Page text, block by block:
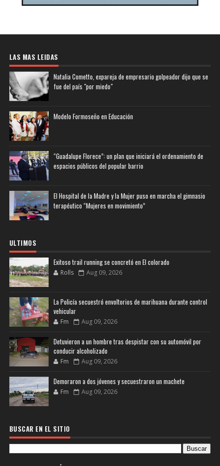
LAS MAS LEIDAS
Natalia Cometto, expareja de empresario golpeador dijo que se
fue del país "por miedo"
Modelo Formoseño en Educación
“Guadalupe Florece”: un plan que iniciará el ordenamiento de
espacios públicos del popular barrio
El Hospital de la Madre y la Mujer puso en marcha el gimnasio
terapéutico “Mujeres en movimiento”
ULTIMOS
Exitoso trail running se concretó en El colorado
Rolls Aug 09, 2026
La Policía secuestró envoltorios de marihuana durante control
vehicular
Fm Aug 09, 2026
Detuvieron a un hombre tras despistar con su automóvil por
conducir alcoholizado
Fm Aug 09, 2026
Demoraron a dos jóvenes y secuestraron un machete
Fm Aug 09, 2026
BUSCAR EN EL SITIO